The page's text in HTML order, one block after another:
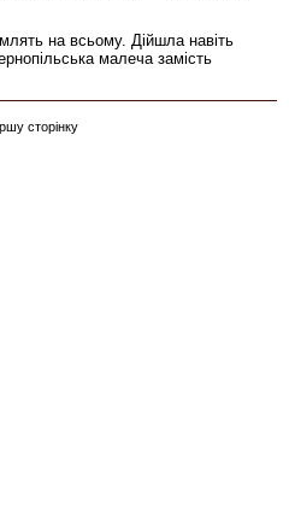
на всьому. Дійшла навіть
малеча замість
сторінку